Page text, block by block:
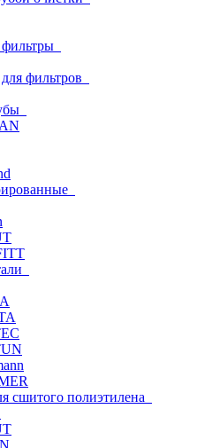
фильтров
сшитого полиэтилена